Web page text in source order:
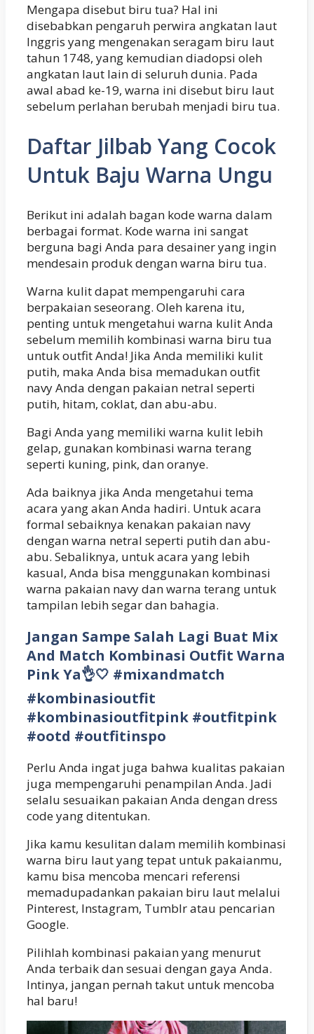
Mengapa disebut biru tua? Hal ini
disebabkan pengaruh perwira angkatan laut
Inggris yang mengenakan seragam biru laut
tahun 1748, yang kemudian diadopsi oleh
angkatan laut lain di seluruh dunia. Pada
awal abad ke-19, warna ini disebut biru laut
sebelum perlahan berubah menjadi biru tua.
Daftar Jilbab Yang Cocok
Untuk Baju Warna Ungu
Berikut ini adalah bagan kode warna dalam
berbagai format. Kode warna ini sangat
berguna bagi Anda para desainer yang ingin
mendesain produk dengan warna biru tua.
Warna kulit dapat mempengaruhi cara
berpakaian seseorang. Oleh karena itu,
penting untuk mengetahui warna kulit Anda
sebelum memilih kombinasi warna biru tua
untuk outfit Anda! Jika Anda memiliki kulit
putih, maka Anda bisa memadukan outfit
navy Anda dengan pakaian netral seperti
putih, hitam, coklat, dan abu-abu.
Bagi Anda yang memiliki warna kulit lebih
gelap, gunakan kombinasi warna terang
seperti kuning, pink, dan oranye.
Ada baiknya jika Anda mengetahui tema
acara yang akan Anda hadiri. Untuk acara
formal sebaiknya kenakan pakaian navy
dengan warna netral seperti putih dan abu-
abu. Sebaliknya, untuk acara yang lebih
kasual, Anda bisa menggunakan kombinasi
warna pakaian navy dan warna terang untuk
tampilan lebih segar dan bahagia.
Jangan Sampe Salah Lagi Buat Mix
And Match Kombinasi Outfit Warna
Pink Ya👌🤍 #mixandmatch
#kombinasioutfit
#kombinasioutfitpink #outfitpink
#ootd #outfitinspo
Perlu Anda ingat juga bahwa kualitas pakaian
juga mempengaruhi penampilan Anda. Jadi
selalu sesuaikan pakaian Anda dengan dress
code yang ditentukan.
Jika kamu kesulitan dalam memilih kombinasi
warna biru laut yang tepat untuk pakaianmu,
kamu bisa mencoba mencari referensi
memadupadankan pakaian biru laut melalui
Pinterest, Instagram, Tumblr atau pencarian
Google.
Pilihlah kombinasi pakaian yang menurut
Anda terbaik dan sesuai dengan gaya Anda.
Intinya, jangan pernah takut untuk mencoba
hal baru!